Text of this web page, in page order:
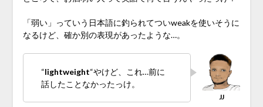
「弱い」っていう日本語に釣られてついweakを使いそうに
なるけど、確か別の表現があったような…。
“lightweight“やけど、これ…前に
話したことなかったっけ。